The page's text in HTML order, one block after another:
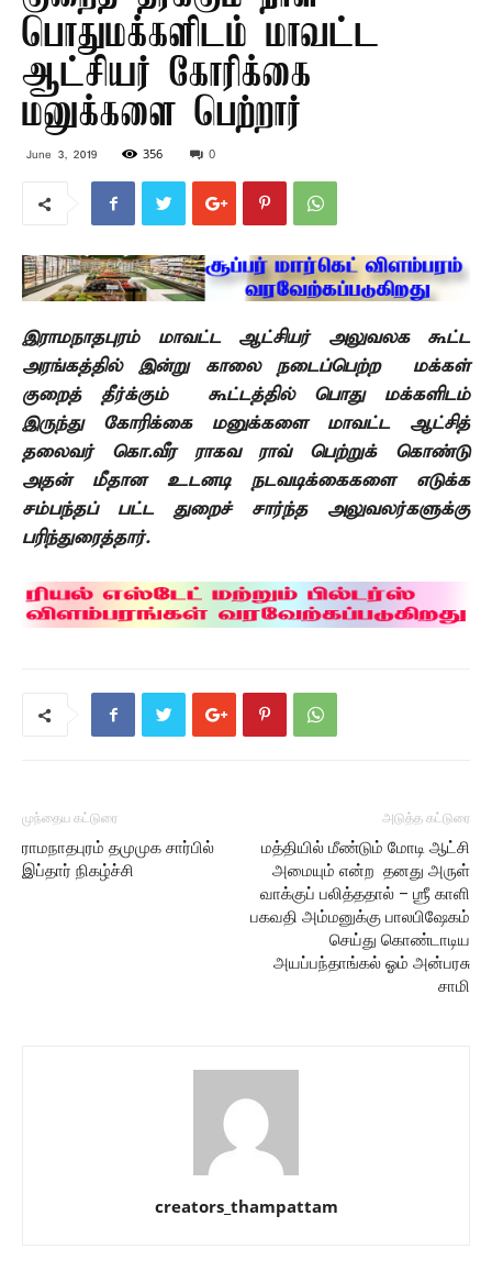
பொதுமக்களிடம் மாவட்ட
ஆட்சியர் கோரிக்கை
மனுக்களை பெற்றார்
June 3, 2019 356 0
இராமநாதபுரம் மாவட்ட ஆட்சியர் அலுவலக
கூட்ட
அரங்கத்தில்
இன்று காலை நடைப்பெற்ற
மக்கள்
குறைத்
தீர்க்கும் கூட்டத்தில் பொது
மக்களிடம்
இருந்து
கோரிக்கை மனுக்களை மாவட்ட
ஆட்சித்
தலைவர்
கொ.வீர ராகவ ராவ் பெற்றுக்
கொண்டு
அதன்
மீதான உடனடி நடவடிக்கைகளை
எடுக்க
சம்பந்தப்
பட்ட துறைச் சார்ந்த
அலுவலர்களுக்கு
பரிந்துரைத்தார்.
முந்தைய கட்டுரை
ராமநாதபுரம் தமுமுக சார்பில்
இப்தார் நிகழ்ச்சி
அடுத்த கட்டுரை
மத்தியில் மீண்டும் மோடி ஆட்சி
அமையும் என்ற தனது அருள்
வாக்குப் பலித்ததால் – ஶ்ரீ காளி
பகவதி அம்மனுக்கு பாலபிஷேகம்
செய்து கொண்டாடிய
அயப்பந்தாங்கல் ஓம் அன்பரசு
சாமி
creators_thampattam